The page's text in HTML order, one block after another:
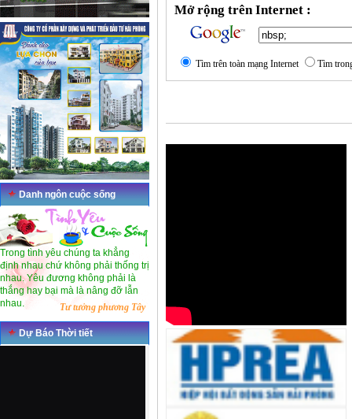
Danh ngôn cuộc sống
Trong tình yêu chúng ta khẳng
định nhau chứ không phải thống trị
nhau. Yêu đương không phải là
thắng hay bại mà là nâng đỡ lẫn
nhau.
Tư tưởng phương Tây
Dự Báo Thời tiết
Mở rộng trên Internet :
Tìm trên toàn mạng Internet Tìm